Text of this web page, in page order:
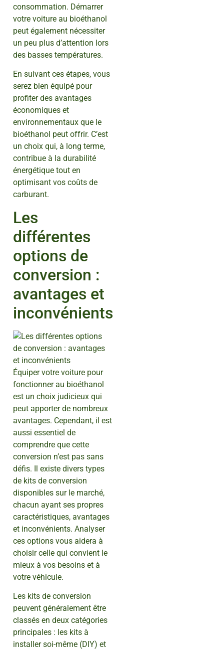
consommation. Démarrer
votre voiture au bioéthanol
peut également nécessiter
un peu plus d’attention lors
des basses températures.
En suivant ces étapes, vous
serez bien équipé pour
profiter des avantages
économiques et
environnementaux que le
bioéthanol peut offrir. C’est
un choix qui, à long terme,
contribue à la durabilité
énergétique tout en
optimisant vos coûts de
carburant.
Les
différentes
options de
conversion :
avantages et
inconvénients
Équiper votre voiture pour
fonctionner au bioéthanol
est un choix judicieux qui
peut apporter de nombreux
avantages. Cependant, il est
aussi essentiel de
comprendre que cette
conversion n’est pas sans
défis. Il existe divers types
de kits de conversion
disponibles sur le marché,
chacun ayant ses propres
caractéristiques, avantages
et inconvénients. Analyser
ces options vous aidera à
choisir celle qui convient le
mieux à vos besoins et à
votre véhicule.
Les kits de conversion
peuvent généralement être
classés en deux catégories
principales : les kits à
installer soi-même (DIY) et